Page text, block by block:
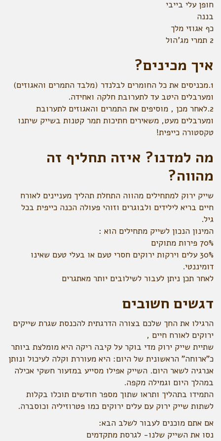
חופן עלי בייבי
בננה
כף אגוזי מלך
2 תמרי מג'הול
איך מכינים?
1.מכניסים את כל החומרים לבלנדר (מלבד התמרים והאגוזים)
ומערבלים היטב עד לתערובת חלקה ואחידה.
2.לאחר מכן , מוסיפים את התמרים והאגוזים לתערובת
ומערבלים מעט, משאירים חתיכות תמר קטנות בשייק שיתנו
טקסטורה כייפית!
מה למדנו? איזה תחליף זה
מהווה?
שייק ירוק למתחילים מהווה התחלת תהליך מעניינים לאורח
חיים בריא לילידים ולבוגרים וזוהי פעולה הכנה כייפית בכל
גיל.
המינון הנכון לשייק מתחילים הוא :
70% פירות מתוקים
30% עלים וירקות ירוקים חסרי טעם או בעלי טעם שאינו
דומיננטי.
לאחר תכן ניתן לעבור לשילובים יותר מאתגרים
דגשים חשובים
הרגילו את החך שלכם בצורה הדרגתית להכנסת שגרת שייקים
ירוקים לאורח חיים ,
שתיית שייק ירוק מדי בוקר על קיבה ריקה היא מומלצת ביותר
כ"ארוחה" הראשונית של היום: היא מעוררת וקלה לעיכול ונותן
אנרגיה לשאר היום. השייק אפילו מסייע במזעור חשקי אכילה
במהלך היום וגמילה מקפה.
התמידו בתהליך ותראו שתוך מספר חודשים תוכלו בקלות
לשתות שייק ירוק עם עלים ירוקים כמו פטרוזיליה וכוסברה.
אם אתם מוכנים לעבור לשלב הבא:
נסו את השייק שלנו- לגרסת מתקדמים